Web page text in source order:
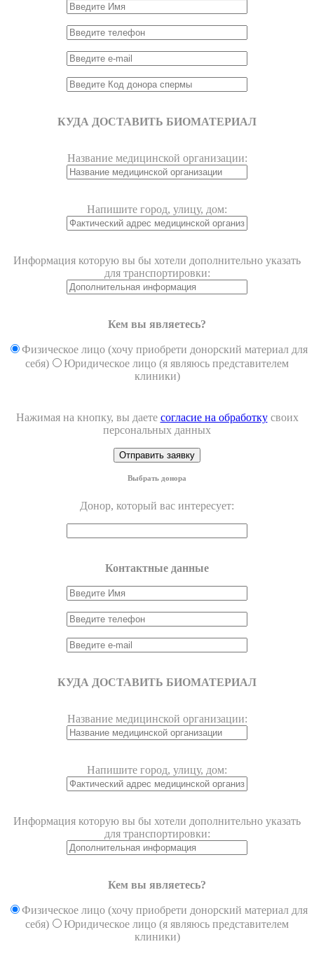
КУДА ДОСТАВИТЬ БИОМАТЕРИАЛ
Название медицинской организации:
Напишите город, улицу, дом:
Информация которую вы бы хотели дополнительно указать
для транспортировки:
Кем вы являетесь?
Физическое лицо (хочу приобрети донорский материал для
себя)
Юридическое лицо (я являюсь представителем
клиники)
Нажимая на кнопку, вы даете согласие на обработкусвоих
персональных данных
Выбрать донора
Донор, который вас интересует:
Контактные данные
КУДА ДОСТАВИТЬ БИОМАТЕРИАЛ
Название медицинской организации:
Напишите город, улицу, дом:
Информация которую вы бы хотели дополнительно указать
для транспортировки:
Кем вы являетесь?
Физическое лицо (хочу приобрети донорский материал для
себя)
Юридическое лицо (я являюсь представителем
клиники)